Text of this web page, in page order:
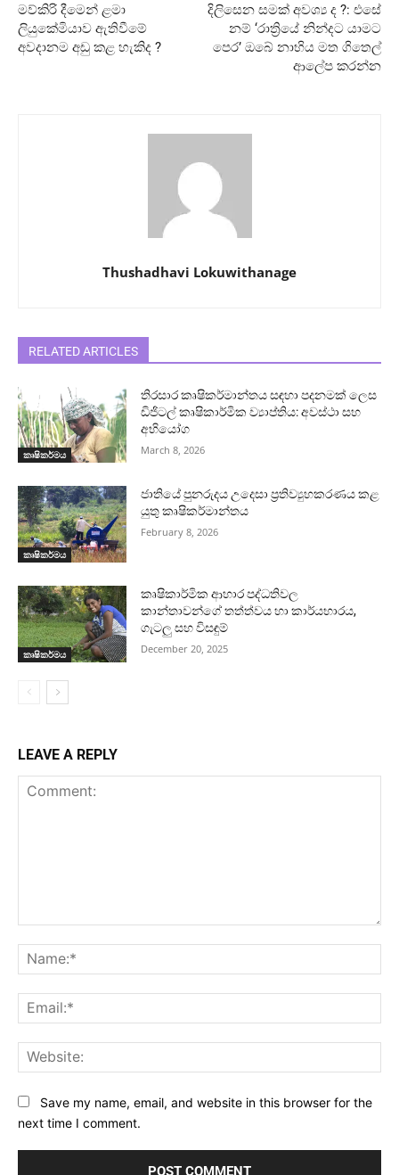
මව්කිරි දීමෙන් ළමා
ලියුකේමියාව ඇතිවීමේ
අවදානම අඩු කළ හැකිද ?
දිලිසෙන සමක් අවශ්‍ය ද ?: එසේ
නම් ‘රාත්‍රියේ නින්දට යාමට
පෙර’ ඔබේ නාභිය මත ගිතෙල්
ආලේප කරන්න
Thushadhavi Lokuwithanage
RELATED ARTICLES
කෘෂිකර්මය
තිරසාර කෘෂිකර්මාන්තය සඳහා පදනමක් ලෙස
ඩිජිටල් කෘෂිකාර්මික ව්‍යාප්තිය: අවස්ථා සහ
අභියෝග
March 8, 2026
කෘෂිකර්මය
ජාතියේ පුනරුදය උදෙසා ප්‍රතිව්‍යුහකරණය කළ
යුතු කෘෂිකර්මාන්තය
February 8, 2026
කෘෂිකර්මය
කෘෂිකාර්මික ආහාර පද්ධතිවල
කාන්තාවන්ගේ තත්ත්වය හා කාර්යභාරය,
ගැටලු සහ විසඳුම්
December 20, 2025
LEAVE A REPLY
Save my name, email, and website in this browser for the
next time I comment.